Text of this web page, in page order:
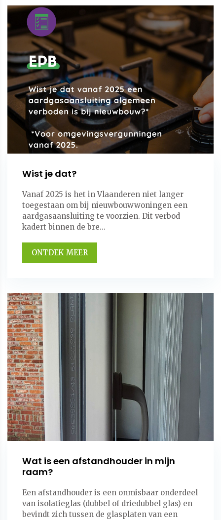
Wist je dat?
Vanaf 2025 is het in Vlaanderen niet langer
toegestaan om bij nieuwbouwwoningen een
aardgasaansluiting te voorzien. Dit verbod
kadert binnen de bre...
ONTDEK MEER
Wat is een afstandhouder in mijn
raam?
Een afstandhouder is een onmisbaar onderdeel
van isolatieglas (dubbel of driedubbel glas) en
bevindt zich tussen de glasplaten van een